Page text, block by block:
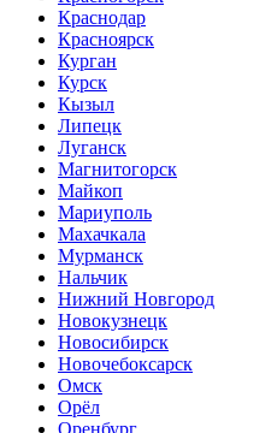
Краснодар
Красноярск
Курган
Курск
Кызыл
Липецк
Луганск
Магнитогорск
Майкоп
Мариуполь
Махачкала
Мурманск
Нальчик
Нижний Новгород
Новокузнецк
Новосибирск
Новочебоксарск
Омск
Орёл
Оренбург